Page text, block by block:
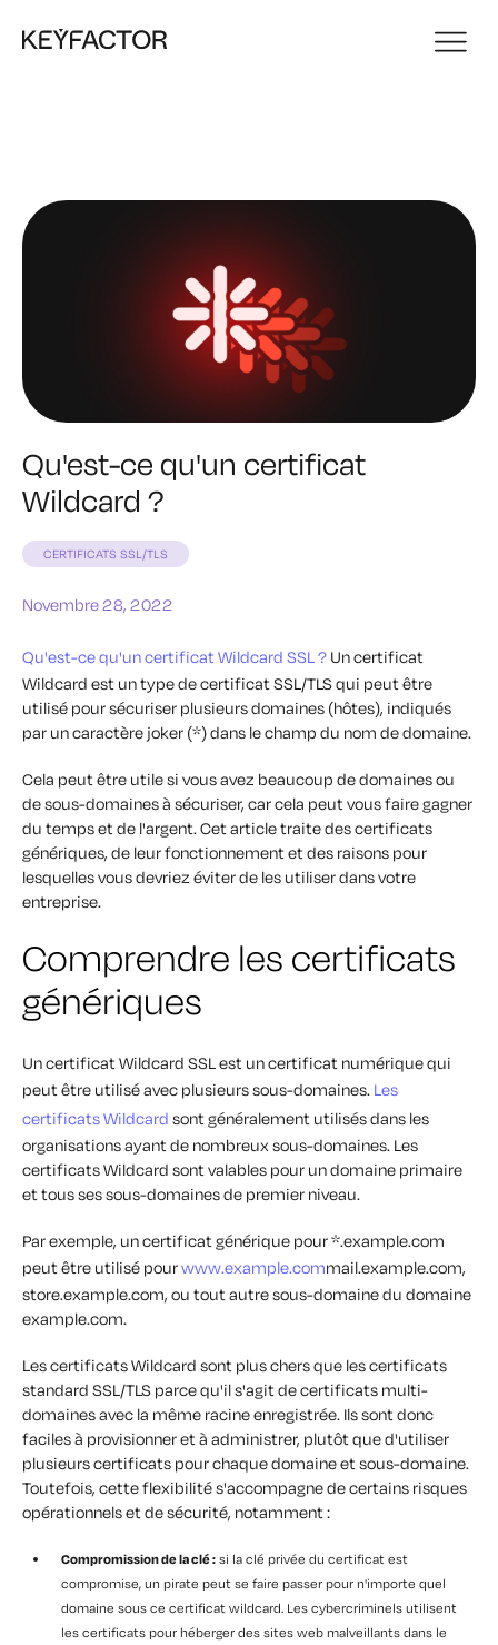
Qu'est-ce qu'un certificat
Wildcard ?
CERTIFICATS SSL/TLS
Novembre 28, 2022
Qu'est-ce qu'un certificat Wildcard SSL ? Un certificat
Wildcard est un type de certificat SSL/TLS qui peut être
utilisé pour sécuriser plusieurs domaines (hôtes), indiqués
par un caractère joker (*) dans le champ du nom de domaine.
Cela peut être utile si vous avez beaucoup de domaines ou
de sous-domaines à sécuriser, car cela peut vous faire gagner
du temps et de l'argent. Cet article traite des certificats
génériques, de leur fonctionnement et des raisons pour
lesquelles vous devriez éviter de les utiliser dans votre
entreprise.
Comprendre les certificats
génériques
Un certificat Wildcard SSL est un certificat numérique qui
peut être utilisé avec plusieurs sous-domaines. Les
certificats Wildcard sont généralement utilisés dans les
organisations ayant de nombreux sous-domaines. Les
certificats Wildcard sont valables pour un domaine primaire
et tous ses sous-domaines de premier niveau.
Par exemple, un certificat générique pour *.example.com
peut être utilisé pourwww.example.commail.example.com,
store.example.com, ou tout autre sous-domaine du domaine
example.com.
Les certificats Wildcard sont plus chers que les certificats
standard SSL/TLS parce qu'il s'agit de certificats multi-
domaines avec la même racine enregistrée. Ils sont donc
faciles à provisionner et à administrer, plutôt que d'utiliser
plusieurs certificats pour chaque domaine et sous-domaine.
Toutefois, cette flexibilité s'accompagne de certains risques
opérationnels et de sécurité, notamment :
Compromission de la clé : si la clé privée du certificat est
compromise, un pirate peut se faire passer pour n'importe quel
domaine sous ce certificat wildcard. Les cybercriminels utilisent
les certificats pour héberger des sites web malveillants dans le